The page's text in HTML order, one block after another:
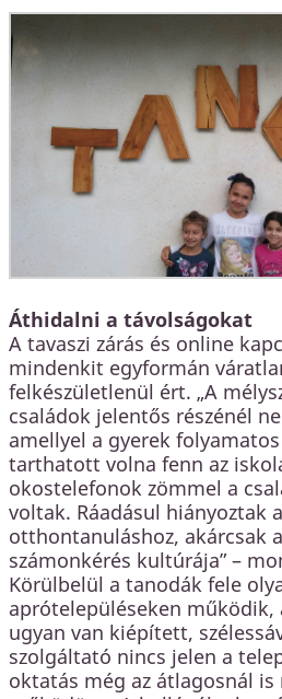
Áthidalni a távolságokat
A tavaszi zárás és online
mindenkit egyformán
felkészületlenül ért. „A
családok jelentős részénél
amellyel a gyerek
tarthatott volna fenn az
okostelefonok zömmel a
voltak. Ráadásul hiányoztak
otthontanuláshoz, akárcsak
számonkérés kultúrája” –
Körülbelül a tanodák fele
aprótelepüléseken
ugyan van kiépített,
szolgáltató nincs jelen a
oktatás még az átlagosnál is